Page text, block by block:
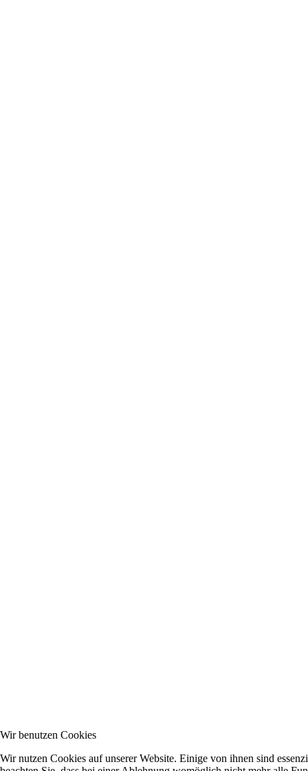
Wir benutzen Cookies
Wir nutzen Cookies auf unserer Website. Einige von ihnen sind